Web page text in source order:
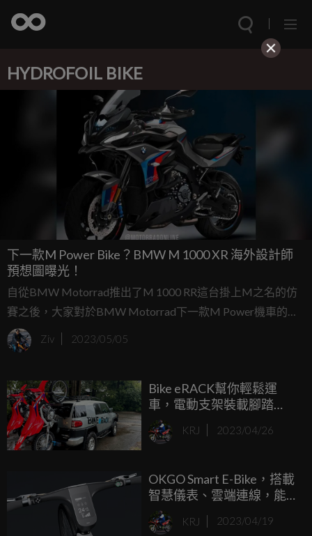
HYDROFOIL BIKE
下一款M Power Bike？BMW M 1000 XR 海外設計師
預想圖曝光！
自從BMW Motorrad推出了M 1000 RR這台掛上M之名的仿
賽之後，大家對於BMW Motorrad下一款M Power機車的討
論度就一直居高不下，許多藝術創作者更是憑藉自己的想
像，製作出一台又一台的預想車款設計圖，近日海外知名的
圖讓大家解癮！
Ziv 2023/05/05
Bike eRACK幫你輕鬆運
車，電動支架裝載腳踏
車、越野車超快速！
KRJ 2023/04/26
OKGO Smart E-Bike，搭載
智慧儀表、雲端連線，能
指紋、臉部辨識解鎖的電
動腳踏車！
KRJ 2023/04/19